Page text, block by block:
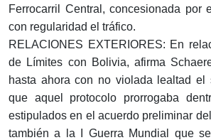
Ferrocarril Central, concesionada por
con regularidad el tráfico.
RELACIONES EXTERIORES: En
de Límites con Bolivia, afirma
hasta ahora con no violada lealtad el
que aquel protocolo prorrogaba
estipulados en el acuerdo preliminar
también a la I Guerra Mundial que